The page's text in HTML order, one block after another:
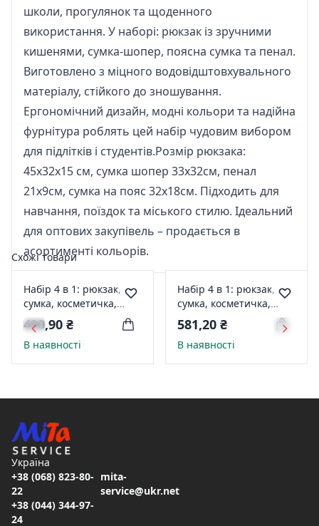
школи, прогулянок та щоденного
використання. У наборі: рюкзак із зручними
кишенями, сумка-шопер, поясна сумка та пенал.
Виготовлено з міцного водовідштовхувального
матеріалу, стійкого до зношування.
Ергономічний дизайн, модні кольори та надійна
фурнітура роблять цей набір чудовим вибором
для підлітків і студентів.Розмір рюкзака:
45х32х15 см, сумка шопер 33х32см, пенал
21х9см, сумка на пояс 32х18см. Підходить для
навчання, поїздок та міського стилю. Ідеальний
для оптових закупівель – продається в
асортименті кольорів.
Схожі товари
Набір 4 в 1: рюкзак,
сумка, косметичка,
пенал СИНИЙ 5068
490,90 ₴
В наявності
Набір 4 в 1: рюкзак,
сумка, косметичка,
пенал ЧЕРВОНИЙ 5521
581,20 ₴
В наявності
Україна
+38 (068) 823-80-
22
+38 (044) 344-97-
24
mita-
service@ukr.net